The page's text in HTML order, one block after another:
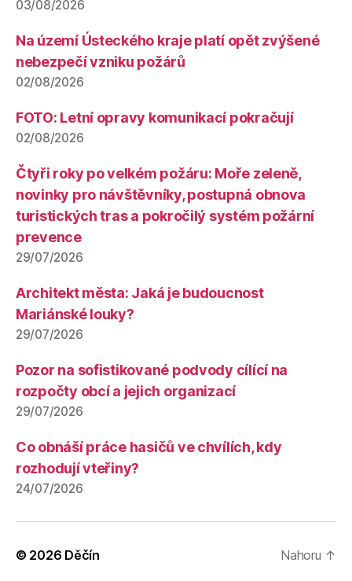
03/08/2026
Na území Ústeckého kraje platí opět zvýšené
nebezpečí vzniku požárů
02/08/2026
FOTO: Letní opravy komunikací pokračují
02/08/2026
Čtyři roky po velkém požáru: Moře zeleně,
novinky pro návštěvníky, postupná obnova
turistických tras a pokročilý systém požární
prevence
29/07/2026
Architekt města: Jaká je budoucnost
Mariánské louky?
29/07/2026
Pozor na sofistikované podvody cílící na
rozpočty obcí a jejich organizací
29/07/2026
Co obnáší práce hasičů ve chvílích, kdy
rozhodují vteřiny?
24/07/2026
© 2026 Děčín Nahoru ↑